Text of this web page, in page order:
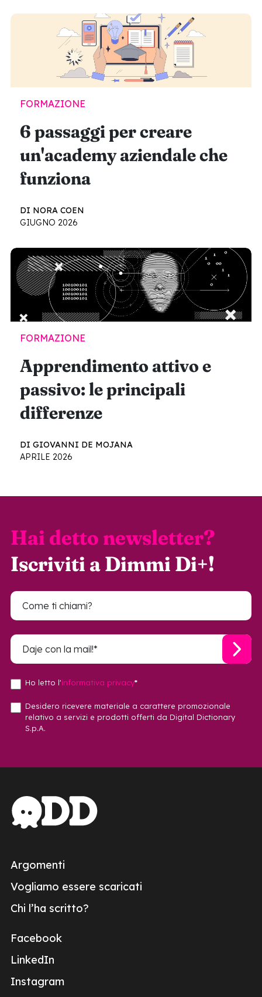
FORMAZIONE
6 passaggi per creare
un'academy aziendale che
funziona
DI NORA COEN
GIUGNO 2026
FORMAZIONE
Apprendimento attivo e
passivo: le principali
differenze
DI GIOVANNI DE MOJANA
APRILE 2026
Hai detto newsletter?
Iscriviti a Dimmi Di+!
Ho letto l'informativa privacy*
Desidero ricevere materiale a carattere promozionale
relativo a servizi e prodotti offerti da Digital Dictionary
S.p.A.
Argomenti
Vogliamo essere scaricati
Chi l’ha scritto?
Facebook
LinkedIn
Instagram